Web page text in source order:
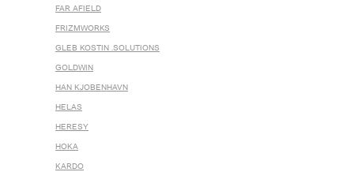
FAR AFIELD
FRIZMWORKS
GLEB KOSTIN .SOLUTIONS
GOLDWIN
HAN KJOBENHAVN
HELAS
HERESY
HOKA
KARDO